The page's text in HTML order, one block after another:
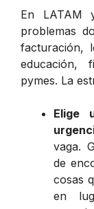
En LATAM
problemas
facturación,
educación,
pymes. La
Elige
vaga.
de
cosas
en